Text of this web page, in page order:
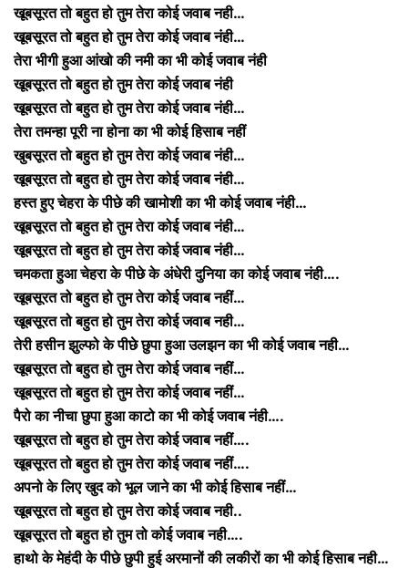
खूबसूरत तो बहुत हो तुम तेरा कोई जवाब नही…
खूबसूरत तो बहुत हो तुम तेरा कोई जवाब नंही…
तेरा भीगी हुआ आंखो की नमी का भी कोई जवाब नंही
खूबसूरत तो बहुत हो तुम तेरा कोई जवाब नंही
खूबसूरत तो बहुत हो तुम तेरा कोई जवाब नंही…
तेरा तमन्हा पूरी ना होना का भी कोई हिसाब नहीं
खुबसूरत तो बहुत हो तुम तेरा कोई जवाब नंही…
खूबसूरत तो बहुत हो तुम तेरा कोई जवाब नंही…
हस्त हुए चेहरा के पीछे की खामोशी का भी कोई जवाब नंही…
खूबसूरत तो बहुत हो तुम तेरा कोई जवाब नंही…
खूबसूरत तो बहुत हो तुम तेरा कोई जवाब नंही…
चमकता हुआ चेहरा के पीछे के अंधेरी दुनिया का कोई जवाब नंही….
खूबसूरत तो बहुत हो तुम तेरा कोई जवाब नहीं…
खूबसूरत तो बहुत हो तुम तेरा कोई जवाब नही…
तेरी हसीन झुल्फो के पीछे छुपा हुआ उलझन का भी कोई जवाब नही…
खूबसूरत तो बहुत हो तुम तेरा कोई जवाब नहीं…
खूबसूरत तो बहुत हो तुम तेरा कोई जवाब नहीं…
पैरो का नीचा छुपा हुआ काटो का भी कोई जवाब नंही….
खूबसूरत तो बहुत हो तुम तेरा कोई जवाब नहीं….
खूबसूरत तो बहुत हो तुम तेरा कोई जवाब नहीं….
अपनो के लिए खुद को भूल जाने का भी कोई हिसाब नहीं…
खूबसूरत तो बहुत हो तुम तेरा कोई जवाब नही..
खूबसूरत तो बहुत हो तुम तो कोई जवाब नही….
हाथो के मेहंदी के पीछे छुपी हुई अरमानों की लकीरों का भी कोई हिसाब नही…